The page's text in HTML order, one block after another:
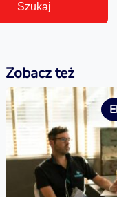
Szukaj
Zobacz też